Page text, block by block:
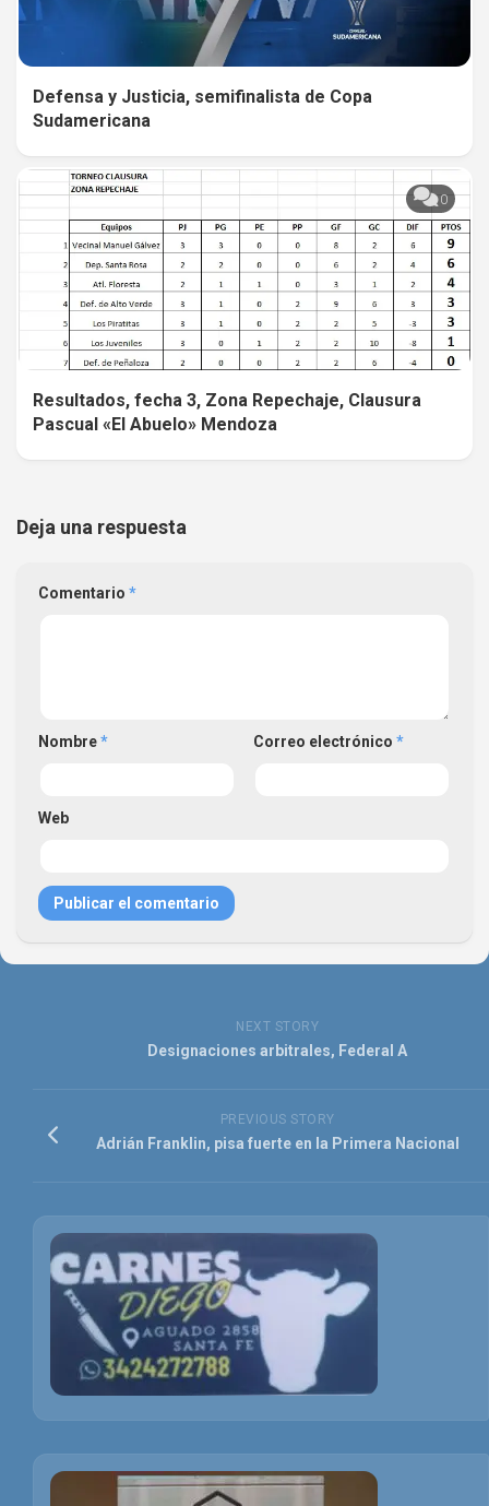
Defensa y Justicia, semifinalista de Copa
Sudamericana
0
Resultados, fecha 3, Zona Repechaje, Clausura
Pascual «El Abuelo» Mendoza
Deja una respuesta
Comentario *
Nombre* Correo electrónico *
Web
NEXT STORY
Designaciones arbitrales, Federal A
PREVIOUS STORY
Adrián Franklin, pisa fuerte en la Primera Nacional